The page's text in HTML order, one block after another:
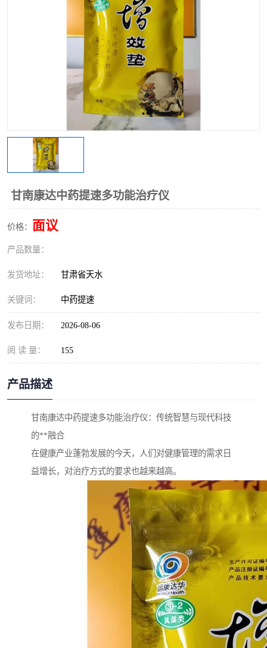
甘南康达中药提速多功能治疗仪
价格： 面议
产品数量：
发货地址： 甘肃省天水
关键词： 中药提速
发布日期： 2026-08-06
阅 读 量： 155
产品描述
甘南康达中药提速多功能治疗仪：传统智慧与现代科技
的**融合
在健康产业蓬勃发展的今天，人们对健康管理的需求日
益增长，对治疗方式的要求也越来越高。